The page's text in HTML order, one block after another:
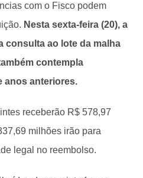
com o Fisco podem
Nesta sexta-feira (20), a
consulta ao lote da malha
contempla
anos anteriores.
receberão R$ 578,97
milhões irão para
legal no reembolso.